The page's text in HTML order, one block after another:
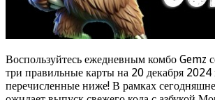
Воспользуйтесь ежедневным комбо Gemz
три правильные карты на 20 декабря 2024
перечисленные ниже! В рамках